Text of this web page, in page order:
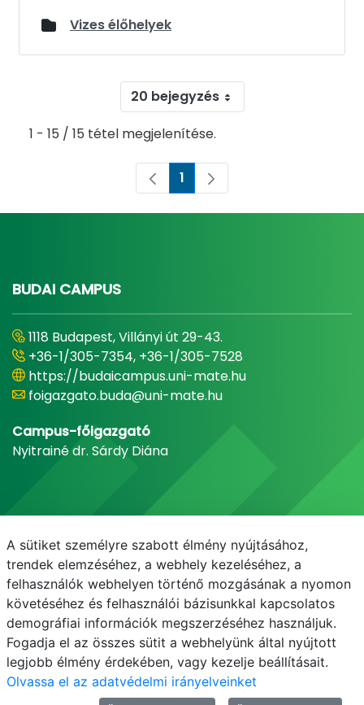
Vizes élőhelyek
20 bejegyzés
1 - 15 / 15 tétel megjelenítése.
Oldal
1
BUDAI CAMPUS
1118 Budapest, Villányi út 29-43.
+36-1/305-7354, +36-1/305-7528
https://budaicampus.uni-mate.hu
foigazgato.buda@uni-mate.hu
Campus-főigazgató
Nyitrainé dr. Sárdy Diána
E-mail Telefonkönyv NEPTUN E-learning
A sütiket személyre szabott élmény nyújtásához,
trendek elemzéséhez, a webhely kezeléséhez, a
felhasználók webhelyen történő mozgásának a nyomon
követéséhez és felhasználói bázisunkkal kapcsolatos
demográfiai információk megszerzéséhez használjuk.
Fogadja el az összes sütit a webhelyünk által nyújtott
legjobb élmény érdekében, vagy kezelje beállításait.
Olvassa el az adatvédelmi irányelveinket